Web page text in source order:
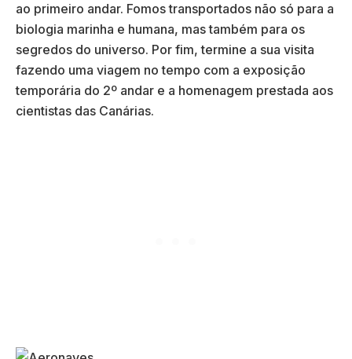
ao primeiro andar. Fomos transportados não só para a
biologia marinha e humana, mas também para os
segredos do universo. Por fim, termine a sua visita
fazendo uma viagem no tempo com a exposição
temporária do 2º andar e a homenagem prestada aos
cientistas das Canárias.